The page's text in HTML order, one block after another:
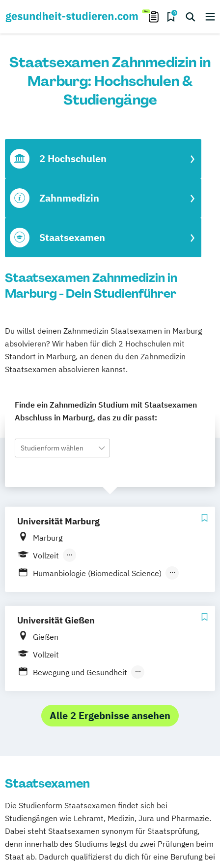
0
Staatsexamen Zahnmedizin in
Marburg: Hochschulen &
Studiengänge
Staatsexamen
Zahnmedizin
2 Hochschulen
Staatsexamen Zahnmedizin in
Marburg - Dein Studienführer
Du willst deinen Zahnmedizin Staatsexamen in Marburg
absolvieren? Wir haben für dich 2 Hochschulen mit
Standort in Marburg, an denen du den Zahnmedizin
Staatsexamen absolvieren kannst.
Finde ein Zahnmedizin Studium mit Staatsexamen
Abschluss in Marburg, das zu dir passt:
Studienform wählen
Universität Marburg
Marburg
Vollzeit
Berufsbegleitender Präsenzlehrgang
Humanbiologie (Biomedical Science)
Universität Gießen
Gießen
Vollzeit
Bewegung und Gesundheit
Ernährungsökonomie
Klinische Psychologie und Psychotherapie
Zahnmedizin Ökotrophologie
Ernährungswissenschaften)
Alle 2 Ergebnisse ansehen
Staatsexamen
Die Studienform Staatsexamen findet sich bei
Studiengängen wie Lehramt, Medizin, Jura und Pharmazie.
Dabei steht Staatsexamen synonym für Staatsprüfung,
denn innerhalb des Studiums legst du zwei Prüfungen beim
Staat ab. Dadurch qualifizierst du dich für eine Berufung bei